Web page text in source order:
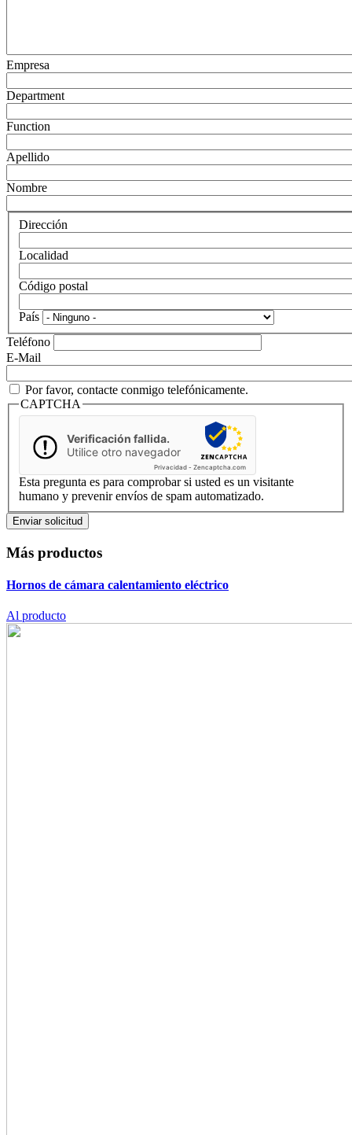
Empresa
Department
Function
Apellido
Nombre
Dirección
Localidad
Código postal
País
Teléfono
E-Mail
Por favor, contacte conmigo telefónicamente.
CAPTCHA
Verificación fallida.
Utilice otro navegador
Privacidad - Zencaptcha.com
Esta pregunta es para comprobar si usted es un visitante
humano y prevenir envíos de spam automatizado.
Más productos
Hornos de cámara calentamiento eléctrico
Al producto